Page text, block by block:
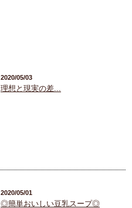
2020/05/03
理想と現実の差...
2020/05/01
◎簡単おいしい豆乳スープ◎